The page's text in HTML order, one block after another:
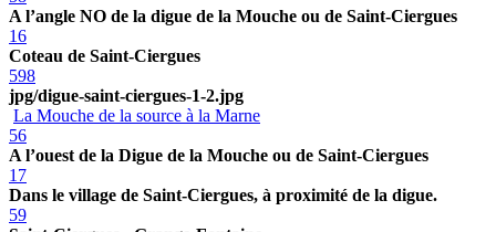
A l’angle NO de la digue de la Mouche ou de Saint-Ciergues
16
Coteau de Saint-Ciergues
598
jpg/digue-saint-ciergues-1-2.jpg
La Mouche de la source à la Marne
56
A l’ouest de la Digue de la Mouche ou de Saint-Ciergues
17
Dans le village de Saint-Ciergues, à proximité de la digue.
59